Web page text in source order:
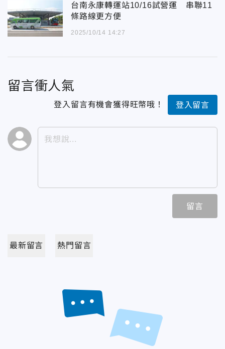
台南永康轉運站10/16試營運 串聯11
條路線更方便
2025/10/14 14:27
留言衝人氣
登入留言有機會獲得旺幣哦！ 登入留言
留言
最新留言 熱門留言